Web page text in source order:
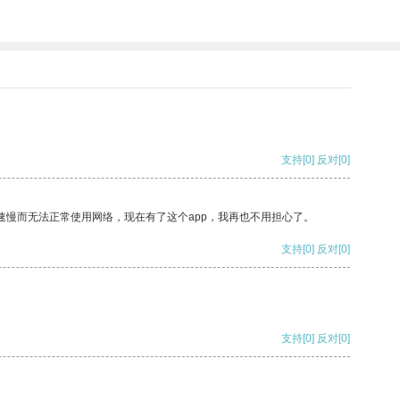
支持[0] 反对[0]
而无法正常使用网络，现在有了这个app，我再也不用担心了。
支持[0] 反对[0]
支持[0] 反对[0]